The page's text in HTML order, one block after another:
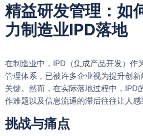
精益研发管理：如
力制造业IPD落地
在制造业中，IPD（集成产品开发）作
管理体系，已被许多企业视为提升创
关键。然而，在实际落地过程中，IPD
作难题以及信息流通的滞后往往让人感
挑战与痛点